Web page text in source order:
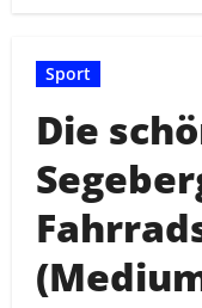
Sport
Die